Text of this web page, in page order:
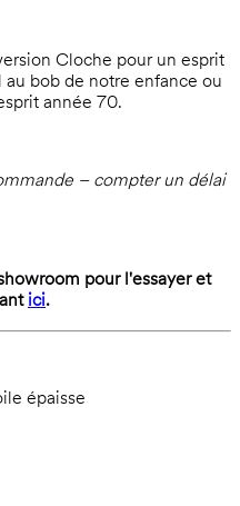
Cloche pour un esprit
bob de notre enfance ou
année 70.
– compter un délai
pour l'essayer et
ici.
épaisse